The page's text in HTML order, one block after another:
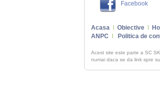
Facebook
AcasaI ObiectiveI
ANPC
Politica de
Acest site este parte a SC
numai daca se da link spre